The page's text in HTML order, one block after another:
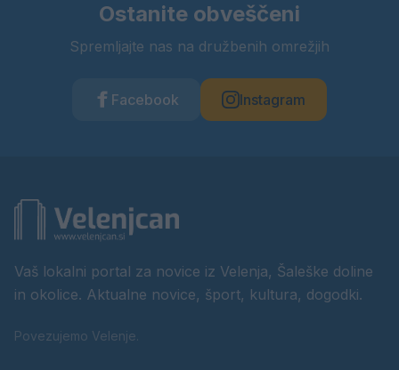
Ostanite obveščeni
Spremljajte nas na družbenih omrežjih
Facebook Instagram
Vaš lokalni portal za novice iz Velenja, Šaleške doline
in okolice. Aktualne novice, šport, kultura, dogodki.
Povezujemo Velenje.